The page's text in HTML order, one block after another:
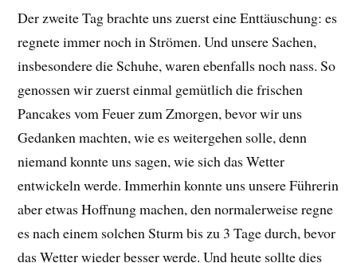
Der zweite Tag brachte uns zuerst eine Enttäuschung: es
regnete immer noch in Strömen. Und unsere Sachen,
insbesondere die Schuhe, waren ebenfalls noch nass. So
genossen wir zuerst einmal gemütlich die frischen
Pancakes vom Feuer zum Zmorgen, bevor wir uns
Gedanken machten, wie es weitergehen solle, denn
niemand konnte uns sagen, wie sich das Wetter
entwickeln werde. Immerhin konnte uns unsere Führerin
aber etwas Hoffnung machen, den normalerweise regne
es nach einem solchen Sturm bis zu 3 Tage durch, bevor
das Wetter wieder besser werde. Und heute sollte dies